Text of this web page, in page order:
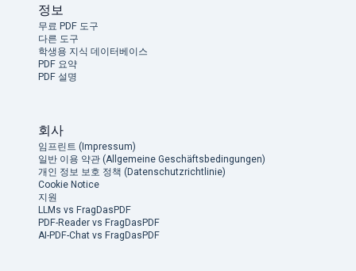
정보
무료 PDF 도구
다른 도구
학생용 지식 데이터베이스
PDF 요약
PDF 설명
회사
임프린트 (Impressum)
일반 이용 약관 (Allgemeine Geschäftsbedingungen)
개인 정보 보호 정책 (Datenschutzrichtlinie)
Cookie Notice
지원
LLMs vs FragDasPDF
PDF-Reader vs FragDasPDF
AI-PDF-Chat vs FragDasPDF